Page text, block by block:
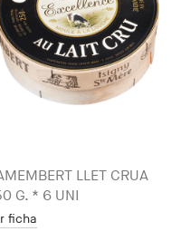
LLET CRUA
G. * 6 UNI
ficha